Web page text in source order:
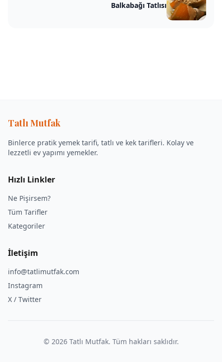
Balkabağı Tatlısı
Tatlı Mutfak
Binlerce pratik yemek tarifi, tatlı ve kek tarifleri. Kolay ve
lezzetli ev yapımı yemekler.
Hızlı Linkler
Ne Pişirsem?
Tüm Tarifler
Kategoriler
İletişim
info@tatlimutfak.com
Instagram
X / Twitter
© 2026Tatlı Mutfak. Tüm hakları saklıdır.